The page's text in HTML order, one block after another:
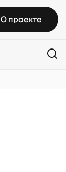
О проекте